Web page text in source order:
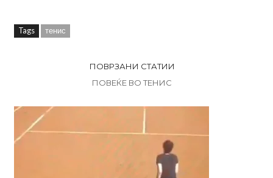
Tags тенис
ПОВРЗАНИ СТАТИИ
ПОВЕЌЕ ВО ТЕНИС